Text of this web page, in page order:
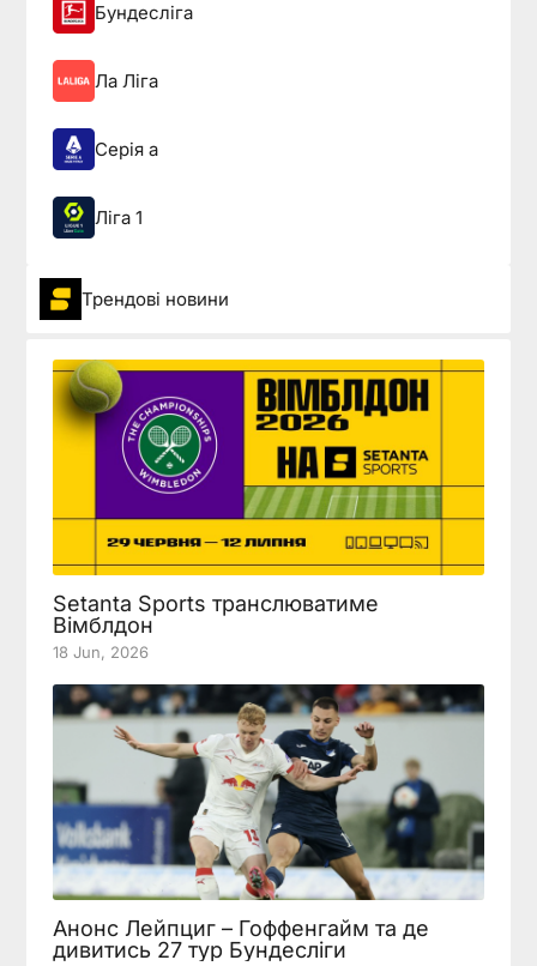
Бундесліга
Ла Ліга
Серія а
Ліга 1
Трендові новини
Setanta Sports транслюватиме
Вімблдон
18 Jun, 2026
Анонс Лейпциг – Гоффенгайм та де
дивитись 27 тур Бундесліги